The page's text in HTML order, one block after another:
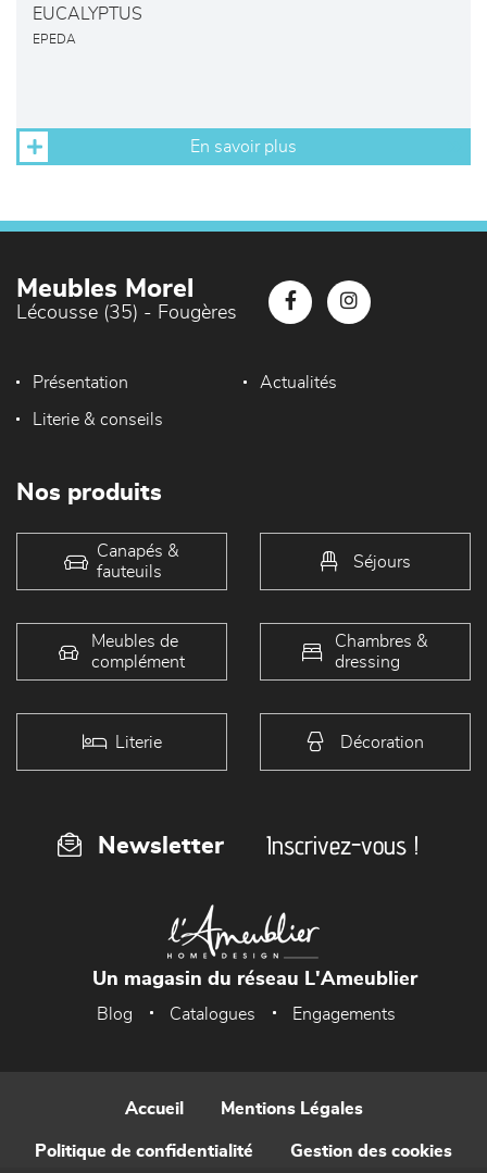
EUCALYPTUS
EPEDA
En savoir plus
Meubles Morel
Lécousse (35) - Fougères
Présentation Actualités
Literie & conseils
Nos produits
Canapés &
fauteuils
Séjours
Meubles de
complément
Chambres &
dressing
Literie Décoration
Newsletter Inscrivez-vous !
Un magasin du réseau L'Ameublier
Blog Catalogues Engagements
Accueil Mentions Légales
Politique de confidentialité Gestion des cookies